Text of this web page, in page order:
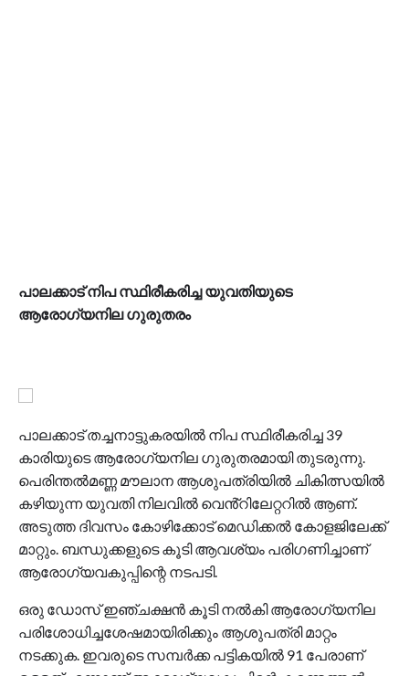
പാലക്കാട് നിപ സ്ഥിരീകരിച്ച യുവതിയുടെ
ആരോഗ്യനില ഗുരുതരം
പാലക്കാട് തച്ചനാട്ടുകരയിൽ നിപ സ്ഥിരീകരിച്ച 39
കാരിയുടെ ആരോഗ്യനില ഗുരുതരമായി തുടരുന്നു.
പെരിന്തൽമണ്ണ മൗലാന ആശുപത്രിയിൽ ചികിത്സയിൽ
കഴിയുന്ന യുവതി നിലവിൽ വെൻ്റിലേറ്ററിൽ ആണ്.
അടുത്ത ദിവസം കോഴിക്കോട് മെഡിക്കൽ കോളജിലേക്ക്
മാറ്റും. ബന്ധുക്കളുടെ കൂടി ആവശ്യം പരിഗണിച്ചാണ്
ആരോഗ്യവകുപ്പിന്റെ നടപടി.
ഒരു ഡോസ് ഇഞ്ചക്ഷൻ കൂടി നൽകി ആരോഗ്യനില
പരിശോധിച്ചശേഷമായിരിക്കും ആശുപത്രി മാറ്റം
നടക്കുക. ഇവരുടെ സമ്പർക്ക പട്ടികയിൽ 91 പേരാണ്